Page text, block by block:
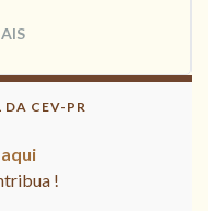
DA CEV-PR
!